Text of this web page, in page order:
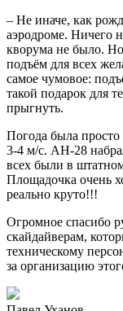
– Не иначе, как
аэродроме. Ничего
кворума не было. Но
подъём для всех
самое чумовое:
такой подарок для
прыгнуть.
Погода была
3-4 м/с. АН-28
всех были в
Площадочка очень
реально круто!!!
Огромное спасибо
скайдайверам,
техническому
за организацию